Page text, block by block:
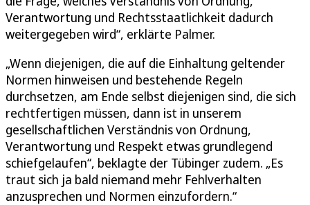
Verantwortung und Rechtsstaatlichkeit dadurch
weitergegeben wird“, erklärte Palmer.
„Wenn diejenigen, die auf die Einhaltung geltender
Normen hinweisen und bestehende Regeln
durchsetzen, am Ende selbst diejenigen sind, die sich
rechtfertigen müssen, dann ist in unserem
gesellschaftlichen Verständnis von Ordnung,
Verantwortung und Respekt etwas grundlegend
schiefgelaufen“, beklagte der Tübinger zudem. „Es
traut sich ja bald niemand mehr Fehlverhalten
anzusprechen und Normen einzufordern.“